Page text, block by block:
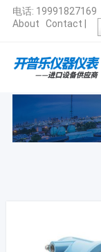
电话: 19991827169
About
Contact